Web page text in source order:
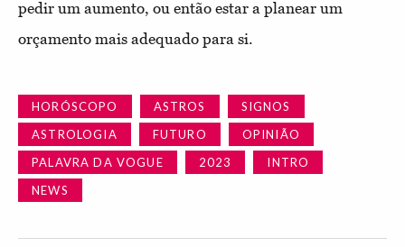
pedir um aumento, ou então estar a planear um
orçamento mais adequado para si.
HORÓSCOPO ASTROS
SIGNOS
ASTROLOGIA
FUTURO
OPINIÃO
PALAVRA DA VOGUE
2023
INTRO
NEWS